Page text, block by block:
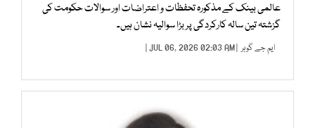
عالمی بینک کے مذکورہ تحفظات و اعتراضات اور سوالات حکومت کی
گزشتہ تین سالہ کارکردگی پر بڑا سوالیہ نشان ہیں۔
ایم جے گوہر | JUL 06, 2026 02:03 AM |